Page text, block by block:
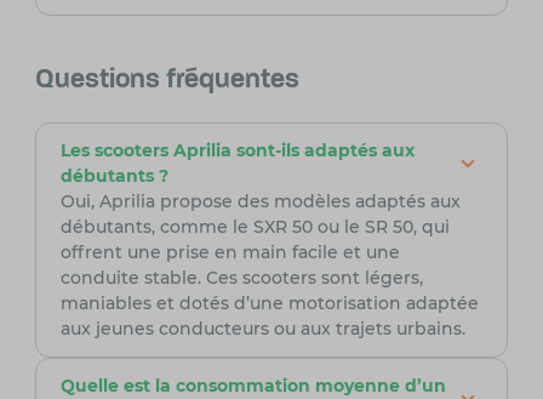
Questions fréquentes
Les scooters Aprilia sont-ils adaptés aux
débutants ?
Oui, Aprilia propose des modèles adaptés aux
débutants, comme le SXR 50 ou le SR 50, qui
offrent une prise en main facile et une
conduite stable. Ces scooters sont légers,
maniables et dotés d’une motorisation adaptée
aux jeunes conducteurs ou aux trajets urbains.
Quelle est la consommation moyenne d’un